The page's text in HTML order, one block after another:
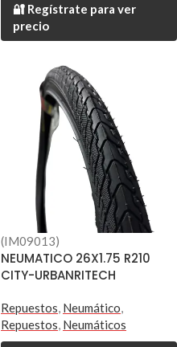
🔐 Regístrate para ver
precio
(IM09013)
NEUMATICO 26X1.75 R210
CITY-URBANRITECH
Repuestos, Neumático,
Repuestos, Neumáticos